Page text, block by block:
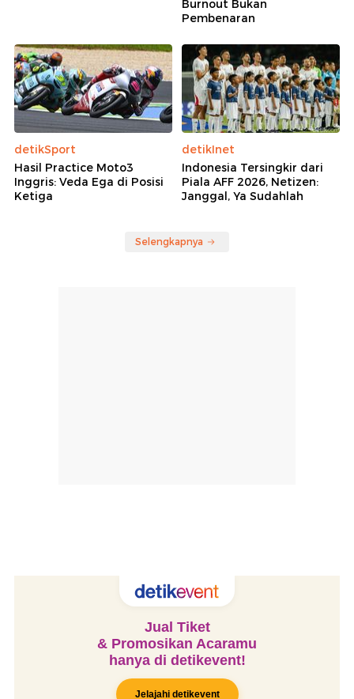
Burnout Bukan
Pembenaran
detikSport
Hasil Practice Moto3
Inggris: Veda Ega di Posisi
Ketiga
detikInet
Indonesia Tersingkir dari
Piala AFF 2026, Netizen:
Janggal, Ya Sudahlah
Selengkapnya